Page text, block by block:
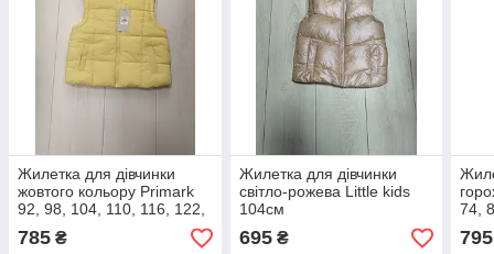
Жилетка для дівчинки
жовтого кольору Primark
92, 98, 104, 110, 116, 122,
128см
785 ₴
Жилетка для дівчинки
світло-рожева Little kids
104см
695₴
74,
795